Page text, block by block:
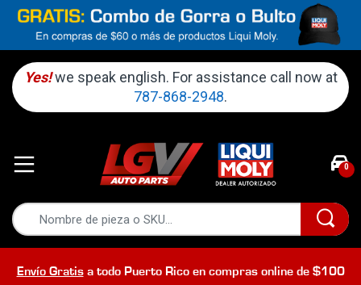
Yes! we speak english. For assistance call now at
787-868-2948.
0
Envío Gratisa todo Puerto Rico en compras online de $100